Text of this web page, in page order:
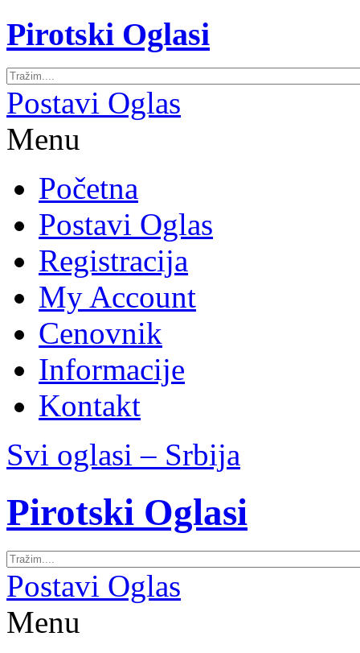
Pirotski Oglasi
Postavi Oglas
Menu
Početna
Postavi Oglas
Registracija
My Account
Cenovnik
Informacije
Kontakt
Svi oglasi – Srbija
Pirotski Oglasi
Postavi Oglas
Menu